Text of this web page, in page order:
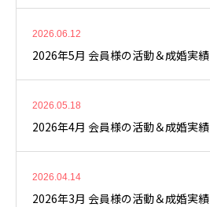
2026.06.12
2026年5月 会員様の活動＆成婚実績
2026.05.18
2026年4月 会員様の活動＆成婚実績
2026.04.14
2026年3月 会員様の活動＆成婚実績